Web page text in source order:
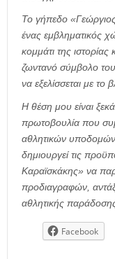
Το γήπεδο
ένας εμβληματικός
κομμάτι της
ζωντανό σύμβολο
να εξελίσσεται με το
Η θέση μου είναι
πρωτοβουλία που
αθλητικών υποδομών,
δημιουργεί τις
Καραϊσκάκης» να
προδιαγραφών,
αθλητικής
Facebook